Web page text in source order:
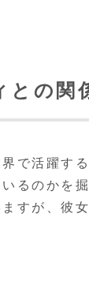
との関
で活躍す
るのかを
すが、彼